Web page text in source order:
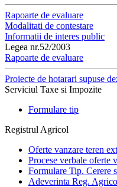
Rapoarte de evaluare
Modalitati de contestare
Informatii de interes public
Legea nr.52/2003
Rapoarte de evaluare
Proiecte de hotarari supuse
Serviciul Taxe si Impozite
Formulare tip
Registrul Agricol
Oferte vanzare teren
Procese verbale oferte
Formulare Tip. Cerere
Adeverinta Reg.